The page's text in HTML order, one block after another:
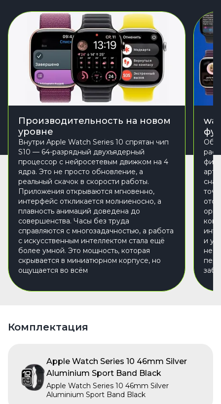
Производительность на новом
уровне
Внутри Apple Watch Series 10 спрятан чип
S10 — 64-разрядный двухъядерный
процессор с нейросетевым движком на 4
ядра. Это не просто обновление, а
реальный скачок в скорости работы.
Приложения открываются мгновенно,
интерфейс откликается молниеносно, а
плавность анимаций доведена до
совершенства. Часы без труда
справляются с многозадачностью, а работа
с искусственным интеллектом стала ещё
более умной. Это мощность, которая
скрывается в миниатюрном корпусе, но
ощущается во всём
сна
и
не
Комплектация
Apple Watch Series 10 46mm Silver
Aluminium Sport Band Black
Apple Watch Series 10 46mm Silver
Aluminium Sport Band Black